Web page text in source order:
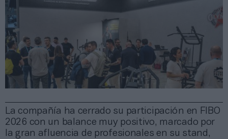
La compañía ha cerrado su participación en FIBO
2026 con un balance muy positivo, marcado por
la gran afluencia de profesionales en su stand,